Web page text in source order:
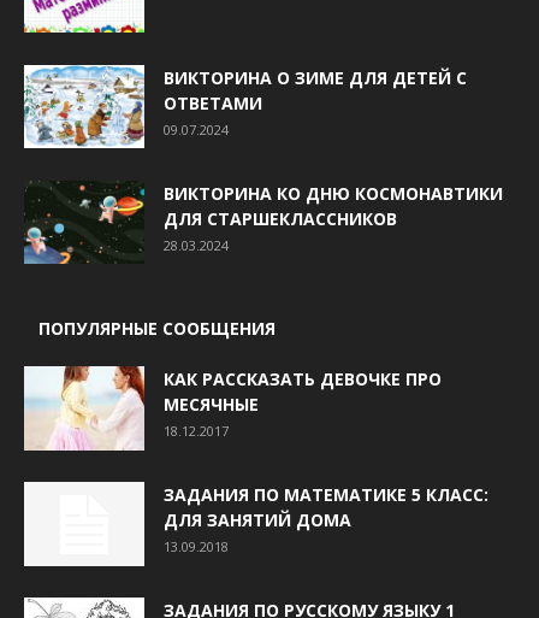
ВИКТОРИНА О ЗИМЕ ДЛЯ ДЕТЕЙ С
ОТВЕТАМИ
09.07.2024
ВИКТОРИНА КО ДНЮ КОСМОНАВТИКИ
ДЛЯ СТАРШЕКЛАССНИКОВ
28.03.2024
ПОПУЛЯРНЫЕ СООБЩЕНИЯ
КАК РАССКАЗАТЬ ДЕВОЧКЕ ПРО
МЕСЯЧНЫЕ
18.12.2017
ЗАДАНИЯ ПО МАТЕМАТИКЕ 5 КЛАСС:
ДЛЯ ЗАНЯТИЙ ДОМА
13.09.2018
ЗАДАНИЯ ПО РУССКОМУ ЯЗЫКУ 1